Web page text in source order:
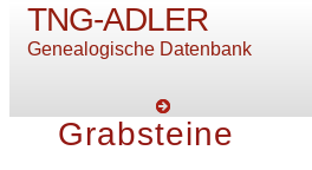
TNG-ADLER
Genealogische Datenbank
Grabsteine